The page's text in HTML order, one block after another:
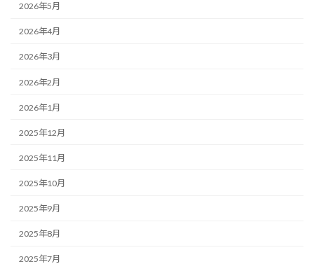
2026年5月
2026年4月
2026年3月
2026年2月
2026年1月
2025年12月
2025年11月
2025年10月
2025年9月
2025年8月
2025年7月